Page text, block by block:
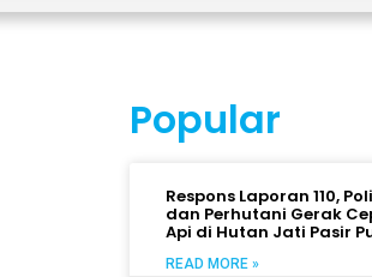
Popular
Respons Laporan 110,
dan Perhutani Gerak
Api di Hutan Jati Pasir
READ MORE »